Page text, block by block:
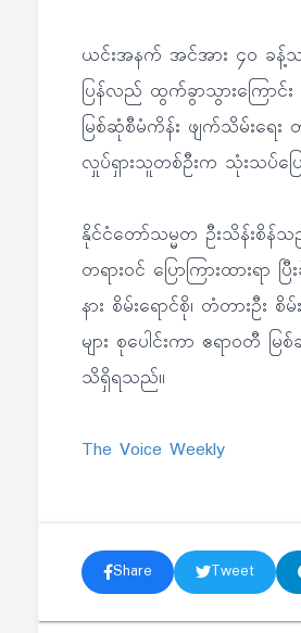
ယင်းအနက် အင်အား ၄၀ ခန့်
ပြန်လည် ထွက်ခွာသွားကြောင်း
မြစ်ဆုံစီမံကိန်း ဖျက်သိမ်းရေး
လှုပ်ရှားသူတစ်ဦးက သုံးသပ်ပြ
နိုင်ငံတော်သမ္မတ ဦးသိန်းစိန်
တရားဝင် ပြောကြားထားရာ
နား စိမ်းရောင်စို၊ တံတားဦး
များ စုပေါင်းကာ ဧရာဝတီ မ
သိရှိရသည်။
The Voice Weekly
Share Tweet